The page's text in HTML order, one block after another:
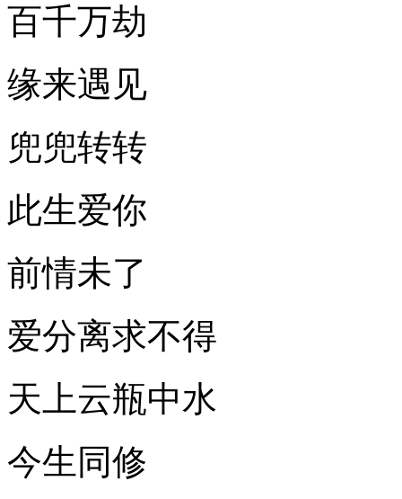
百千万劫
缘来遇见
兜兜转转
此生爱你
前情未了
爱分离求不得
天上云瓶中水
今生同修